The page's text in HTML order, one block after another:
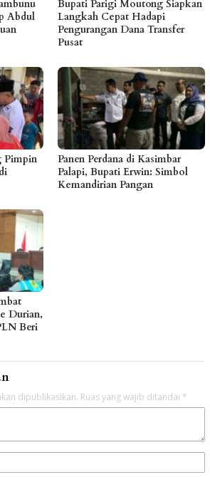
Abdul
Bupati Parigi Moutong Siapkan
Langkah Cepat Hadapi
Pengurangan Dana Transfer
Pusat
Pimpin
Panen Perdana di Kasimbar
Palapi, Bupati Erwin: Simbol
Kemandirian Pangan
Durian,
Beri
dipublikasikan. Ruas yang wajib ditandai *